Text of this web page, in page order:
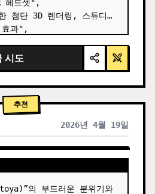
드셋",
첨단 3D 렌더링, 스튜디오
과",
시도
추천
2026년 4월 19일
모델 결과 보기
의 부드러운 분위기와